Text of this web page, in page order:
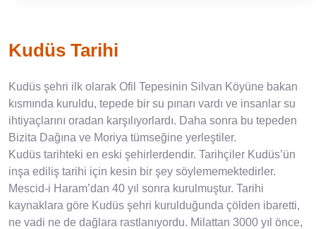
Kudüs Tarihi
Kudüs şehri ilk olarak Ofil Tepesinin Silvan Köyüne bakan
kısmında kuruldu, tepede bir su pınarı vardı ve insanlar su
ihtiyaçlarını oradan karşılıyorlardı. Daha sonra bu tepeden
Bizita Dağına ve Moriya tümseğine yerleştiler.
Kudüs tarihteki en eski şehirlerdendir. Tarihçiler Kudüs’ün
inşa ediliş tarihi için kesin bir şey söylememektedirler.
Mescid-i Haram’dan 40 yıl sonra kurulmuştur. Tarihi
kaynaklara göre Kudüs şehri kurulduğunda çölden ibaretti,
ne vadi ne de dağlara rastlanıyordu. Milattan 3000 yıl önce,